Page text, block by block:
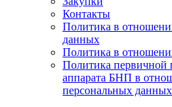
Контакты
Политика в
данных
Политика в
Политика первичной
аппарата БНП в
персональных данных